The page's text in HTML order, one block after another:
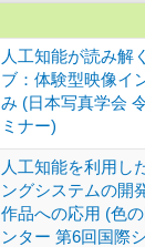
人工知能が読み解
ブ：体験型映像イ
み (日本写真学会
ミナー)
人工知能を利用し
ングシステムの開
作品への応用 (色
ンター 第6回国際